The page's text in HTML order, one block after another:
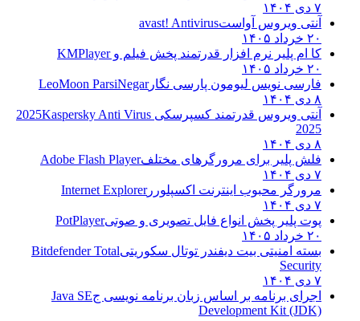
۷ دی ۱۴۰۴
آنتی ویروس آواستavast! Antivirus
۲۰ خرداد ۱۴۰۵
کا ام پلیر نرم افزار قدرتمند پخش فیلم وKMPlayer
۲۰ خرداد ۱۴۰۵
فارسی نویس لیومون پارسی نگارLeoMoon ParsiNegar
۸ دی ۱۴۰۴
آنتی ویروس قدرتمند کسپرسکی 2025 Kaspersky Anti Virus
2025
۸ دی ۱۴۰۴
فلش پلیر برای مرورگرهای مختلفAdobe Flash Player
۷ دی ۱۴۰۴
مرورگر محبوب اینترنت اکسپلوررInternet Explorer
۷ دی ۱۴۰۴
پوت پلیر پخش انواع فایل تصویری و صوتیPotPlayer
۲۰ خرداد ۱۴۰۵
بسته امنیتی بیت دیفندر توتال سکوریتیBitdefender Total
Security
۷ دی ۱۴۰۴
اجرای برنامه بر اساس زبان برنامه نویسی جJava SE
Development Kit (JDK)